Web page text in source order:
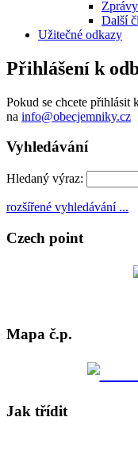
Další
Užitečné odkazy
Přihlášení k
Pokud se chcete přihlásit
na info@obecjemniky.cz
Vyhledávání
Hledaný výraz:
rozšířené vyhledávání ...
Czech point
Mapa č.p.
Jak třídit